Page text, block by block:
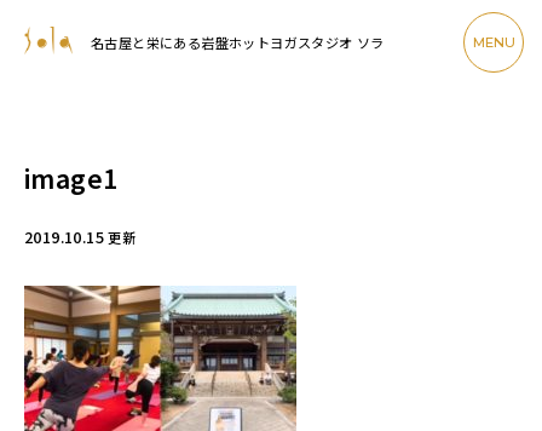
名古屋と栄にある岩盤ホットヨガスタジオ ソラ MENU
image1
2019.10.15更新